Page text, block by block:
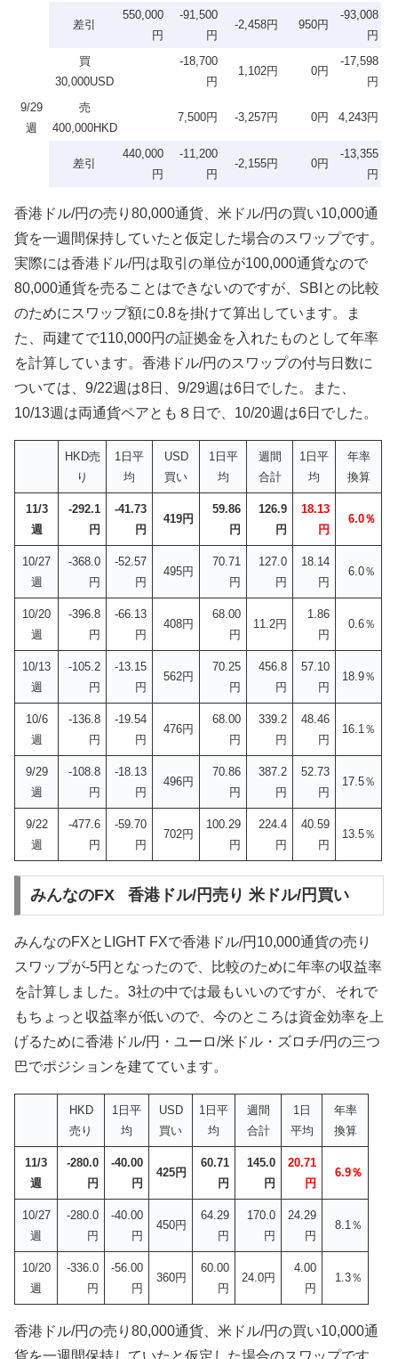
差引
550,000
円
-91,500
円
-2,458円 950円
-93,008
円
9/29
週
買
30,000USD
-18,700
円
1,102円 0円
-17,598
円
売
400,000HKD
7,500円 -3,257円 0円 4,243円
差引
440,000
円
-11,200
円
-2,155円 0円
-13,355
円
香港ドル/円の売り80,000通貨、米ドル/円の買い10,000通
貨を一週間保持していたと仮定した場合のスワップです。
実際には香港ドル/円は取引の単位が100,000通貨なので
80,000通貨を売ることはできないのですが、SBIとの比較
のためにスワップ額に0.8を掛けて算出しています。ま
た、両建てで110,000円の証拠金を入れたものとして年率
を計算しています。香港ドル/円のスワップの付与日数に
ついては、9/22週は8日、9/29週は6日でした。また、
10/13週は両通貨ペアとも８日で、10/20週は6日でした。
HKD売
り
1日平
均
USD
買い
1日平
均
週間
合計
1日平
均
年率
換算
11/3
週
-292.1
円
-41.73
円
419円
59.86
円
126.9
円
18.13
円
6.0％
10/27
週
-368.0
円
-52.57
円
495円
70.71
円
127.0
円
18.14
円
6.0％
10/20
週
-396.8
円
-66.13
円
408円
68.00
円
11.2円
1.86
円
0.6％
10/13
週
-105.2
円
-13.15
円
562円
70.25
円
456.8
円
57.10
円
18.9％
10/6
週
-136.8
円
-19.54
円
476円
68.00
円
339.2
円
48.46
円
16.1％
9/29
週
-108.8
円
-18.13
円
496円
70.86
円
387.2
円
52.73
円
17.5％
9/22
週
-477.6
円
-59.70
円
702円
100.29
円
224.4
円
40.59
円
13.5％
みんなのFX 香港ドル/円売り 米ドル/円買い
みんなのFXとLIGHT FXで香港ドル/円10,000通貨の売り
スワップが-5円となったので、比較のために年率の収益率
を計算しました。3社の中では最もいいのですが、それで
もちょっと収益率が低いので、今のところは資金効率を上
げるために香港ドル/円・ユーロ/米ドル・ズロチ/円の三つ
巴でポジションを建てています。
HKD
売り
1日平
均
USD
買い
1日平
均
週間
合計
1日
平均
年率
換算
11/3
週
-280.0
円
-40.00
円
425円
60.71
円
145.0
円
20.71
円
6.9％
10/27
週
-280.0
円
-40.00
円
450円
64.29
円
170.0
円
24.29
円
8.1％
10/20
週
-336.0
円
-56.00
円
360円
60.00
円
24.0円
4.00
円
1.3％
香港ドル/円の売り80,000通貨、米ドル/円の買い10,000通